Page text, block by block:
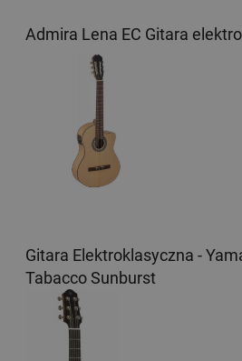
Admira Lena EC Gitara
Gitara Elektroklasyczna -
Tabacco Sunburst